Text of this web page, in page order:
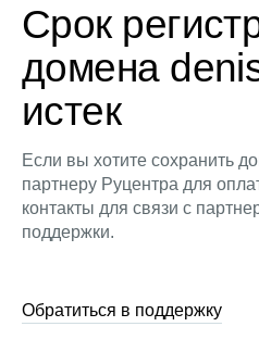
Срок
домена
истек
Если вы хотите сохранить
партнеру Руцентра для
контакты для связи с
поддержки.
Обратиться в поддержку